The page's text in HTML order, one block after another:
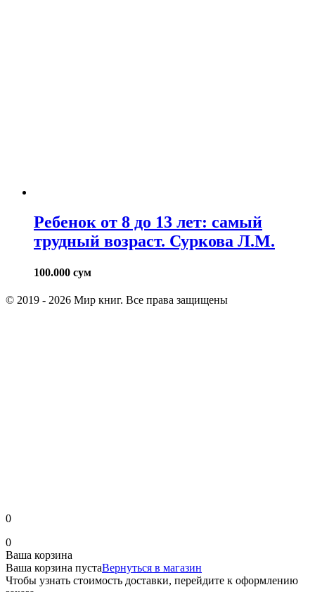
Ребенок от 8 до 13 лет: самый
трудный возраст. Суркова Л.М.
100.000 сум
© 2019 - 2026 Мир книг. Все права защищены
0
0
Ваша корзина
Ваша корзина пустаВернуться в магазин
Чтобы узнать стоимость доставки, перейдите к оформлению